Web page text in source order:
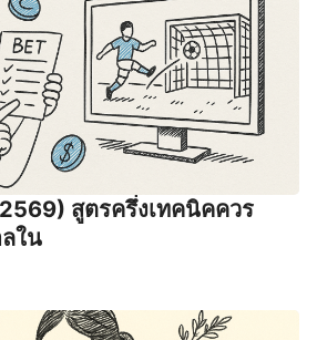
สูตรครึ่งเทคนิคควร
ใน